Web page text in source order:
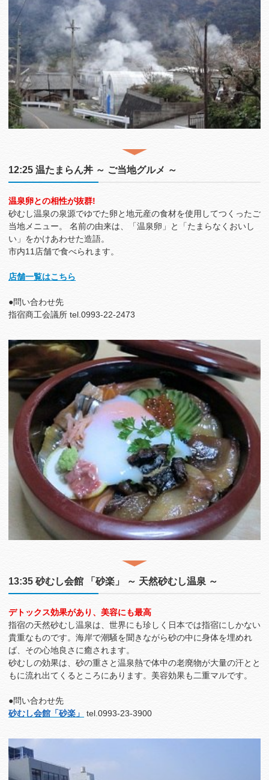
12:25 温たまらん丼 ～ ご当地グルメ ～
温泉卵との相性が抜群!
砂むし温泉の泉源でゆでた卵と地元産の食材を使用してつくったご
当地メニュー。 名前の由来は、「温泉卵」と「たまらなくおいし
い」をかけあわせた造語。
市内11店舗で食べられます。
店舗一覧はこちら
●問い合わせ先
指宿商工会議所 tel.0993-22-2473
13:35 砂むし会館 「砂楽」 ～ 天然砂むし温泉 ～
デトックス効果があり、美容にも最高
指宿の天然砂むし温泉は、世界にも珍しく日本では指宿にしかない
貴重なものです。海岸で潮騒を聞きながら砂の中に身体を埋めれ
ば、その心地良さに癒されます。
砂むしの効果は、砂の重さと温泉熱で体中の老廃物が大量の汗とと
もに流れ出てくるところにあります。美容効果も二重マルです。
●問い合わせ先
砂むし会館「砂楽」
tel.0993-23-3900